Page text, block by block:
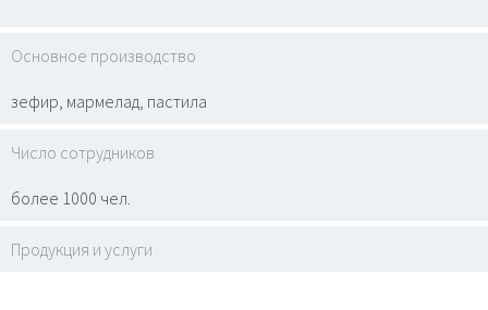
Основное производство
зефир, мармелад, пастила
Число сотрудников
более 1000 чел.
Продукция и услуги